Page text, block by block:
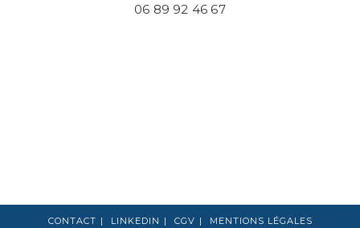
06 89 92 46 67
CONTACT LINKEDIN CGV MENTIONS LÉGALES